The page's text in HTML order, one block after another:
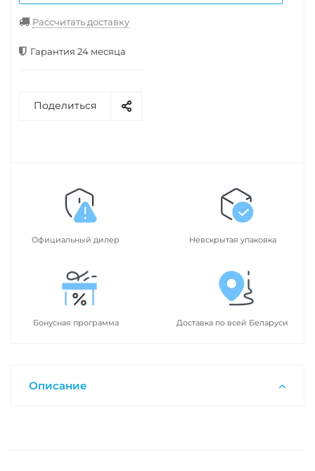
Рассчитать доставку
Гарантия 24 месяца
Поделиться
Официальный дилер Невскрытая упаковка
Бонусная программа Доставка по всей Беларуси
Описание